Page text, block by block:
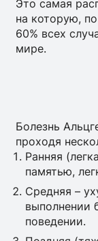
Это самая
на которую,
60% всех
мире.
Болезнь
проходя
Ранняя
памятью,
Средняя –
выполнении
поведении.